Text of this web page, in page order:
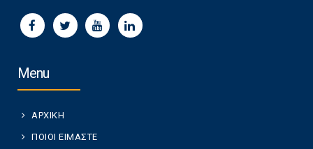
Menu
ΑΡΧΙΚΗ
ΠΟΙΟΙ ΕΙΜΑΣΤΕ